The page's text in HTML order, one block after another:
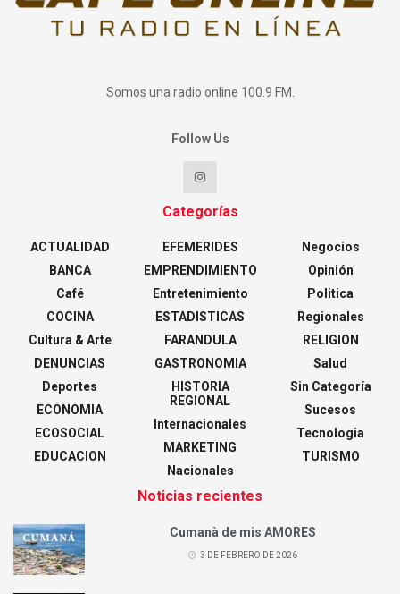
Somos una radio online 100.9 FM.
Follow Us
Categorías
ACTUALIDAD
BANCA
Café
COCINA
Cultura & Arte
DENUNCIAS
Deportes
ECONOMIA
ECOSOCIAL
EDUCACION
EFEMERIDES
EMPRENDIMIENTO
Entretenimiento
ESTADISTICAS
FARANDULA
GASTRONOMIA
HISTORIA
REGIONAL
Internacionales
MARKETING
Nacionales
Negocios
Opinión
Politica
Regionales
RELIGION
Salud
Sin Categoría
Sucesos
Tecnologia
TURISMO
Noticias recientes
Cumanà de mis AMORES
3 DE FEBRERO DE 2026